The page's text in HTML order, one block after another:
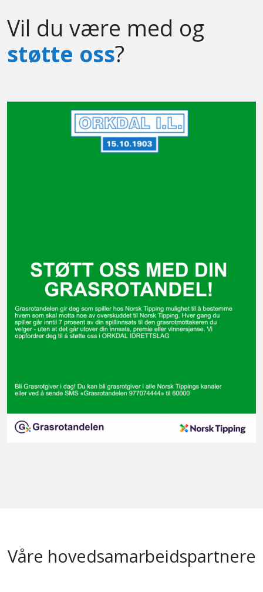
Vil du være med og
støtte oss?
Våre hovedsamarbeidspartnere